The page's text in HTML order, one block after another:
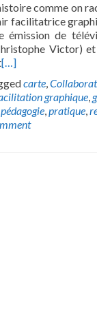
comme on
facilitatrice
émission de
Victor)
[…]
carte,
graphique,
pédagogie,pratique,